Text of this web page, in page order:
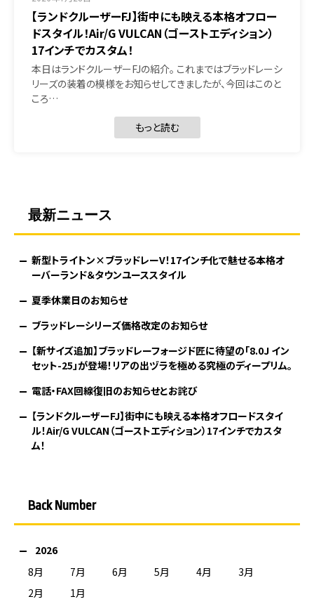
【ランドクルーザーFJ】街中にも映える本格オフロー
ドスタイル！Air/G VULCAN（ゴーストエディション）
17インチでカスタム！
本日はランドクルーザーFJの紹介。 これまではブラッドレーシ
リーズの装着の模様をお知らせしてきましたが、今回はこのと
ころ…
もっと読む
最新ニュース
新型トライトン×ブラッドレーV！17インチ化で魅せる本格オ
ーバーランド＆タウンユーススタイル
夏季休業日のお知らせ
ブラッドレーシリーズ価格改定のお知らせ
【新サイズ追加】ブラッドレーフォージド匠に待望の「8.0J イン
セット-25」が登場！リアの出ヅラを極める究極のディープリム。
電話・FAX回線復旧のお知らせとお詫び
【ランドクルーザーFJ】街中にも映える本格オフロードスタイ
ル！Air/G VULCAN（ゴーストエディション）17インチでカスタ
ム！
Back Number
2026
8月
7月 6月 5月 4月
3月
2月
1月